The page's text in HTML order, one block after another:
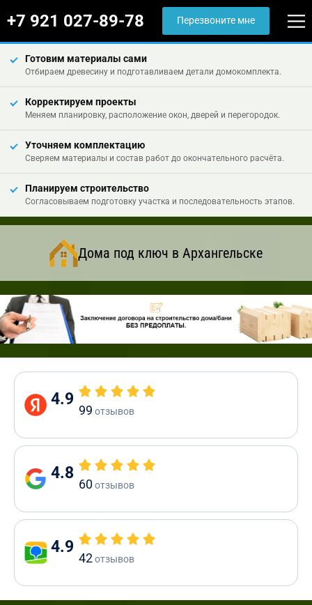
+7 921 027-89-78 Перезвоните мне
Готовим материалы сами
Отбираем древесину и подготавливаем детали домокомплекта.
Корректируем проекты
Меняем планировку, расположение окон, дверей и перегородок.
Уточняем комплектацию
Сверяем материалы и состав работ до окончательного расчёта.
Планируем строительство
Согласовываем подготовку участка и последовательность этапов.
Дома под ключ в Архангельске
4.9
99 отзывов
4.8
60отзывов
4.9
42отзывов